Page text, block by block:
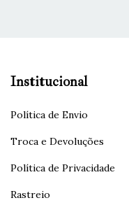
Institucional
Política de Envio
Troca e Devoluções
Política de Privacidade
Rastreio